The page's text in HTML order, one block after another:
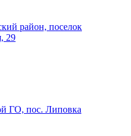
район, поселок
29
ГО, пос. Липовка